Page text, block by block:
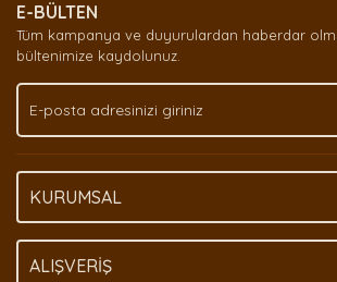
Ürün açıklamasında eksik bilgiler bulunuyor.
Ürün bilgilerinde hatalar bulunuyor.
Ürün fiyatı diğer sitelerden daha pahalı.
Bu ürüne benzer farklı alternatifler olmalı.
E-BÜLTEN
Tüm kampanya ve duyurulardan haberdar
bültenimize kaydolunuz.
KURUMSAL
ALIŞVERİŞ